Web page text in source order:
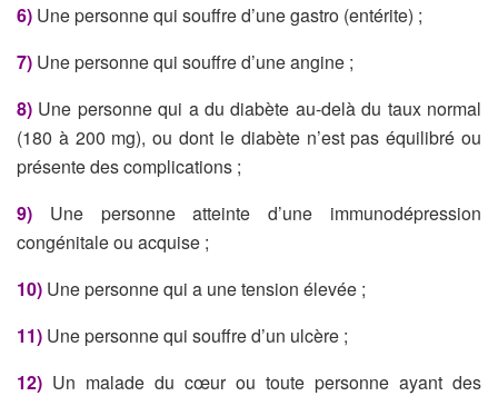
6) Une personne qui souffre d’une gastro (entérite) ;
7) Une personne qui souffre d’une angine ;
8) Une personne qui a du diabète au-delà du taux normal
(180 à 200 mg), ou dont le diabète n’est pas équilibré ou
présente des complications ;
9) Une personne atteinte d’une immunodépression
congénitale ou acquise ;
10) Une personne qui a une tension élevée ;
11) Une personne qui souffre d’un ulcère ;
12) Un malade du cœur ou toute personne ayant des